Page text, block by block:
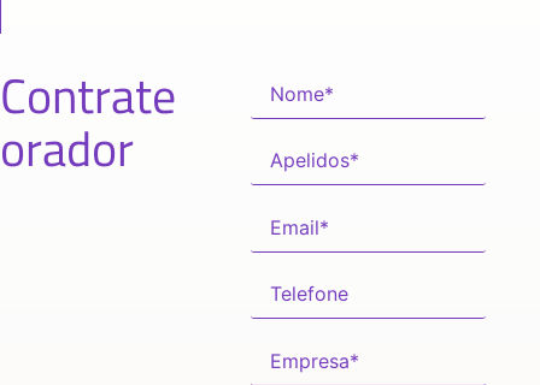
Contrate
orador